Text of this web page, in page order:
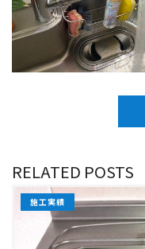
RELATED POSTS
施工実績